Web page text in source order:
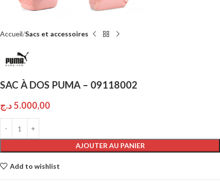
Accueil Sacs et accessoires
SAC À DOS PUMA – 09118002
5.000,00د.ج
AJOUTER AU PANIER
Add to wishlist